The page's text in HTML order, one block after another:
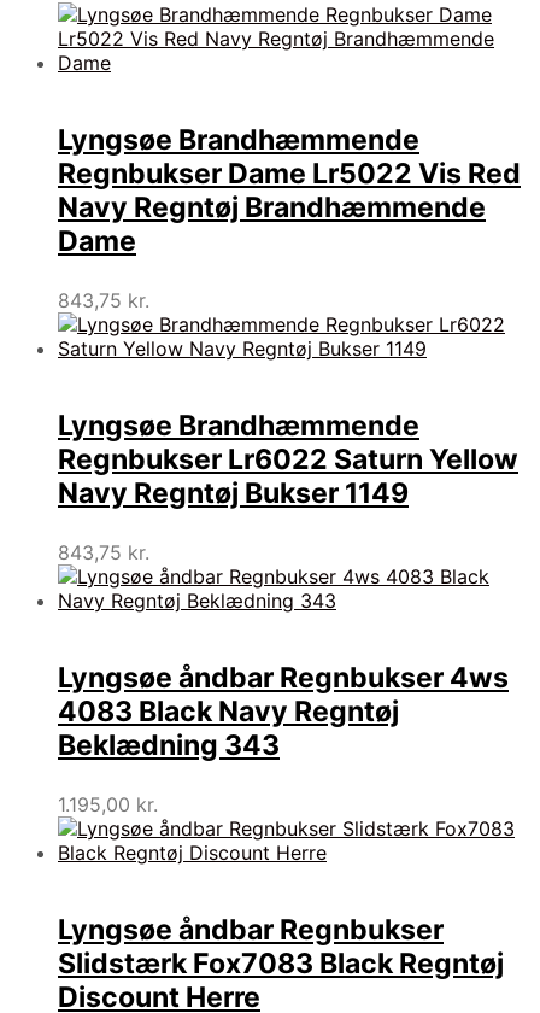
Lyngsøe Brandhæmmende
Regnbukser Dame Lr5022 Vis Red
Navy Regntøj Brandhæmmende
Dame
843,75 kr.
Lyngsøe Brandhæmmende
Regnbukser Lr6022 Saturn Yellow
Navy Regntøj Bukser 1149
843,75 kr.
Lyngsøe åndbar Regnbukser 4ws
4083 Black Navy Regntøj
Beklædning 343
1.195,00 kr.
Lyngsøe åndbar Regnbukser
Slidstærk Fox7083 Black Regntøj
Discount Herre